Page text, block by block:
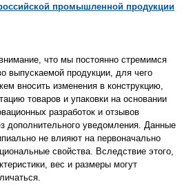
промышленной продукции
что мы постоянно стремимся
выпускаемой продукции, для чего
вносить изменения в конструкцию,
товаров и упаковки на основании
разработок и отзывов
дополнительного уведомления. Данные
не влияют на первоначально
свойства. Вследствие этого,
вес и размеры могут